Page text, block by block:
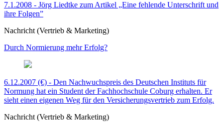
7.1.2008 - Jörg Liedtke zum Artikel „Eine fehlende Unterschrift und
ihre Folgen”
Nachricht (Vertrieb & Marketing)
Durch Normierung mehr Erfolg?
6.12.2007 (€) - Den Nachwuchspreis des Deutschen Instituts für
Normung hat ein Student der Fachhochschule Coburg erhalten. Er
sieht einen eigenen Weg für den Versicherungsvertrieb zum Erfolg.
Nachricht (Vertrieb & Marketing)